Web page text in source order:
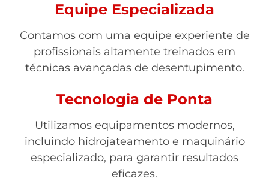
Equipe Especializada
Contamos com uma equipe experiente de
profissionais altamente treinados em
técnicas avançadas de desentupimento.
Tecnologia de Ponta
Utilizamos equipamentos modernos,
incluindo hidrojateamento e maquinário
especializado, para garantir resultados
eficazes.